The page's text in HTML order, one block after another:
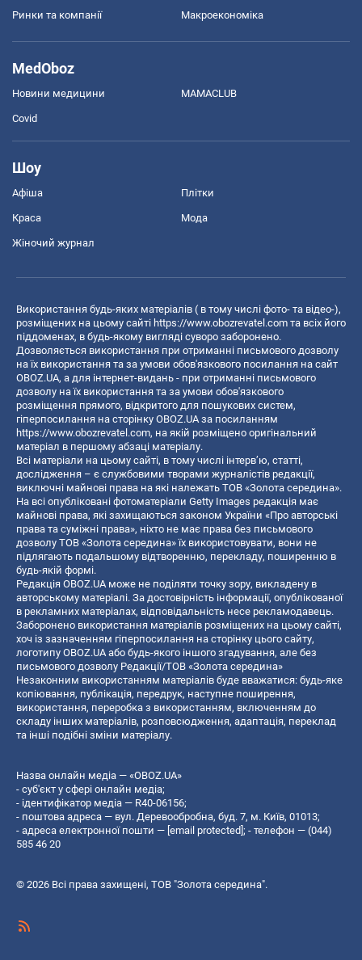
Ринки та компанії Макроекономіка
MedOboz
Новини медицини MAMACLUB
Covid
Шоу
Афіша Плітки
Краса Мода
Жіночий журнал
Використання будь-яких матеріалів ( в тому числі фото- та відео-),
розміщених на цьому сайті https://www.obozrevatel.com та всіх його
піддоменах, в будь-якому вигляді суворо заборонено.
Дозволяється використання при отриманні письмового дозволу
на їх використання та за умови обов'язкового посилання на сайт
OBOZ.UA, а для інтернет-видань - при отриманні письмового
дозволу на їх використання та за умови обов'язкового
розміщення прямого, відкритого для пошукових систем,
гіперпосилання на сторінку OBOZ.UA за посиланням
https://www.obozrevatel.com, на якій розміщено оригінальний
матеріал в першому абзаці матеріалу.
Всі матеріали на цьому сайті, в тому числі інтерв’ю, статті,
дослідження – є службовими творами журналістів редакції,
виключні майнові права на які належать ТОВ «Золота середина».
На всі опубліковані фотоматеріали Getty Images редакція має
майнові права, які захищаються законом України «Про авторські
права та суміжні права», ніхто не має права без письмового
дозволу ТОВ «Золота середина» їх використовувати, вони не
підлягають подальшому відтворенню, перекладу, поширенню в
будь-якій формі.
Редакція OBOZ.UA може не поділяти точку зору, викладену в
авторському матеріалі. За достовірність інформації, опублікованої
в рекламних матеріалах, відповідальність несе рекламодавець.
Заборонено використання матеріалів розміщених на цьому сайті,
хоч із зазначенням гіперпосилання на сторінку цього сайту,
логотипу OBOZ.UA або будь-якого іншого згадування, але без
письмового дозволу Редакції/ТОВ «Золота середина»
Незаконним використанням матеріалів буде вважатися: будь-яке
копiювання, публiкацiя, передрук, наступне поширення,
використання, переробка з використанням, включенням до
складу інших матеріалів, розповсюдження, адаптація, переклад
та інші подібні зміни матеріалу.
Назва онлайн медіа — «OBOZ.UA»
- суб'єкт у сфері онлайн медіа;
- ідентифікатор медіа — R40-06156;
- поштова адреса — вул. Деревообробна, буд. 7, м. Київ, 01013;
- адреса електронної пошти — [email protected] ; - телефон — (044)
585 46 20
© 2026 Всі права захищені, ТОВ "Золота середина".